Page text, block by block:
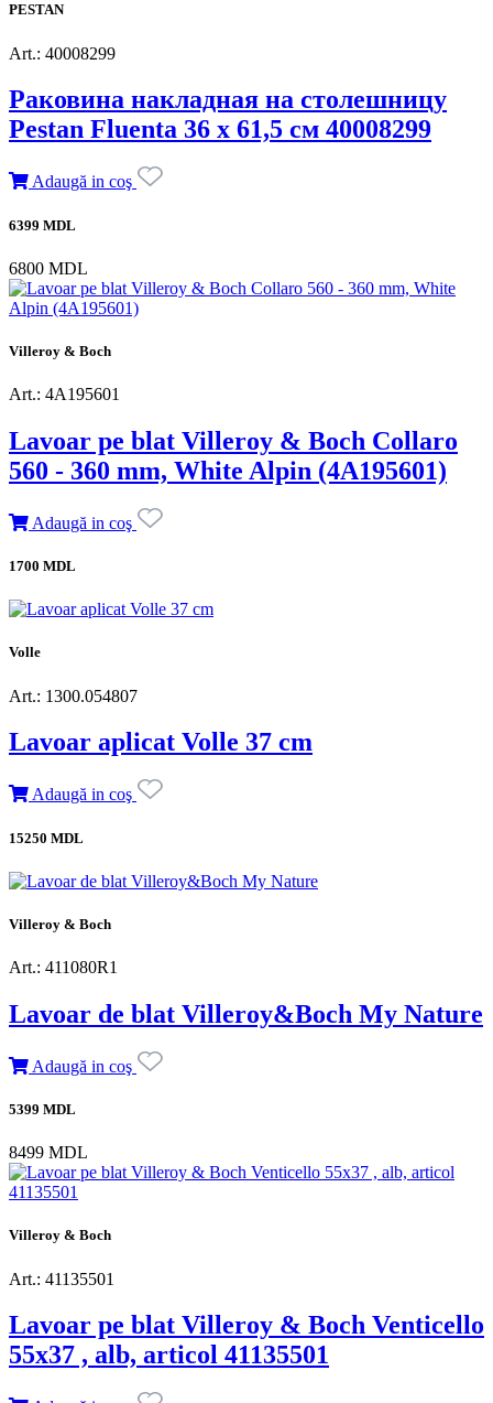
PESTAN
Art.: 40008299
Раковина накладная на столешницу
Pestan Fluenta 36 х 61,5 см 40008299
Adaugă in coş
6399 MDL
6800 MDL
Villeroy & Boch
Art.: 4A195601
Lavoar pe blat Villeroy & Boch Collaro
560 - 360 mm, White Alpin (4A195601)
Adaugă in coş
1700 MDL
Volle
Art.: 1300.054807
Lavoar aplicat Volle 37 cm
Adaugă in coş
15250 MDL
Villeroy & Boch
Art.: 411080R1
Lavoar de blat Villeroy&Boch My Nature
Adaugă in coş
5399 MDL
8499 MDL
Villeroy & Boch
Art.: 41135501
Lavoar pe blat Villeroy & Boch Venticello
55x37 , alb, articol 41135501